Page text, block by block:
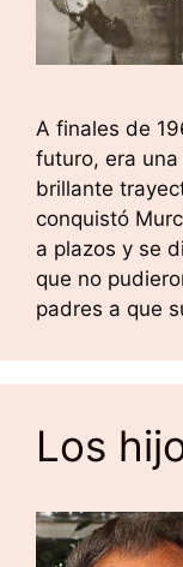
A finales de
futuro, era
brillante
conquistó
a plazos y se
que no
padres a que
Los